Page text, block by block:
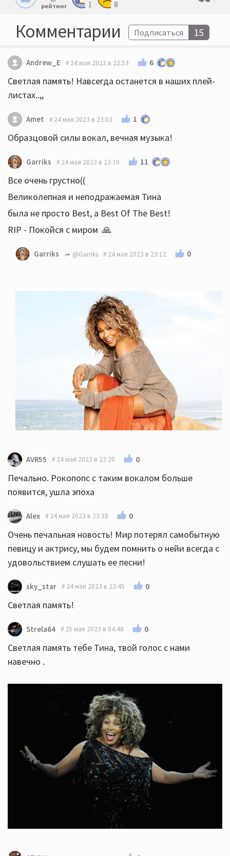
рейтинг 1 8
Комментарии Подписаться 15
Andrew_E 24 мая 2023 в 22:53 6
Светлая память! Навсегда останется в наших плей-
листах..,,
Amet 24 мая 2023 в 23:03 1
Образцовой силы вокал, вечная музыка!
Garriks 24 мая 2023 в 23:10 11
Все очень грустно((
Великолепная и неподражаемая Тина
была не просто Best, а Best Of The Best!
RIP - Покойся с миром 🙏
Garriks @Garriks 24 мая 2023 в 23:12 0
AVR55 24 мая 2023 в 23:20 0
Печально. Рокопопс с таким вокалом больше
появится, ушла эпоха
Alex 24 мая 2023 в 23:38 0
Очень печальная новость! Мир потерял самобытную
певицу и актрису, мы будем помнить о нейи всегда с
удовольствием слушать ее песни!
sky_star 24 мая 2023 в 23:45 0
Светлая память!
Strela64 25 мая 2023 в 04:48 0
Светлая память тебе Тина, твой голос с нами
навечно .